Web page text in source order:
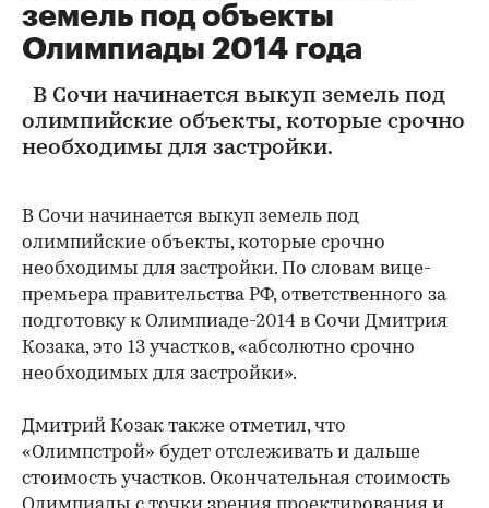
земель под объекты
Олимпиады 2014 года
В Сочи начинается выкуп земель под
олимпийские объекты, которые срочно
необходимы для застройки.
В Сочи начинается выкуп земель под
олимпийские объекты, которые срочно
необходимы для застройки. По словам вице-
премьера правительства РФ, ответственного за
подготовку к Олимпиаде-2014 в Сочи Дмитрия
Козака, это 13 участков, «абсолютно срочно
необходимых для застройки».
Дмитрий Козак также отметил, что
«Олимпстрой» будет отслеживать и дальше
стоимость участков. Окончательная стоимость